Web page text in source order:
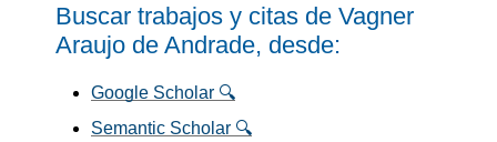
Buscar trabajos y citas de Vagner
Araujo de Andrade, desde:
Google Scholar 🔍
Semantic Scholar 🔍